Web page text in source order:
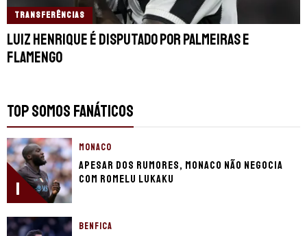
TRANSFERÊNCIAS
Luiz Henrique é disputado por Palmeiras e
Flamengo
TOP SOMOS FANÁTICOS
1
MONACO
Apesar dos rumores, Monaco não negocia
com Romelu Lukaku
BENFICA